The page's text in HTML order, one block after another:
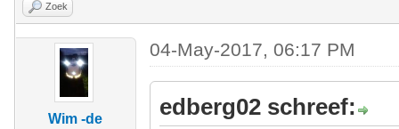
Zoek
Wim -de
04-May-2017, 06:17 PM
edberg02 schreef: